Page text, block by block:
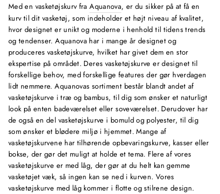
Med en vasketøjskurv fraAquanova, er du sikker på at få en
kurv til dit vasketøj, som indeholder et højt niveau af kvalitet,
hvor designet er unikt og moderne i henhold til tidens trends
og tendenser. Aquanova har i mange år designet og
produceres vasketøjskurve, hvilket har givet dem en stor
ekspertise på området. Deres vasketøjskurve er designet til
forskellige behov, med forskellige features der gør hverdagen
lidt nemmere. Aquanovas sortiment består blandt andet af
vasketøjskurve i træ og bambus, til dig som ønsker et naturligt
look på enten badeværelset eller soveværelset. Derudover har
de også en del vasketøjskurve i bomuld og polyester, til dig
som ønsker et blødere miljø i hjemmet. Mange af
vasketøjskurvene har tilhørende opbevaringskurve, kasser eller
bokse, der gør det muligt at holde et tema. Flere af vores
vasketøjskurve er med låg, der gør at du helt kan gemme
vasketøjet væk, så ingen kan se ned i kurven. Vores
vasketøjskurve med låg kommer i flotte og stilrene design.